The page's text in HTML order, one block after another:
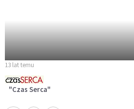
13 lat temu
"Czas Serca"